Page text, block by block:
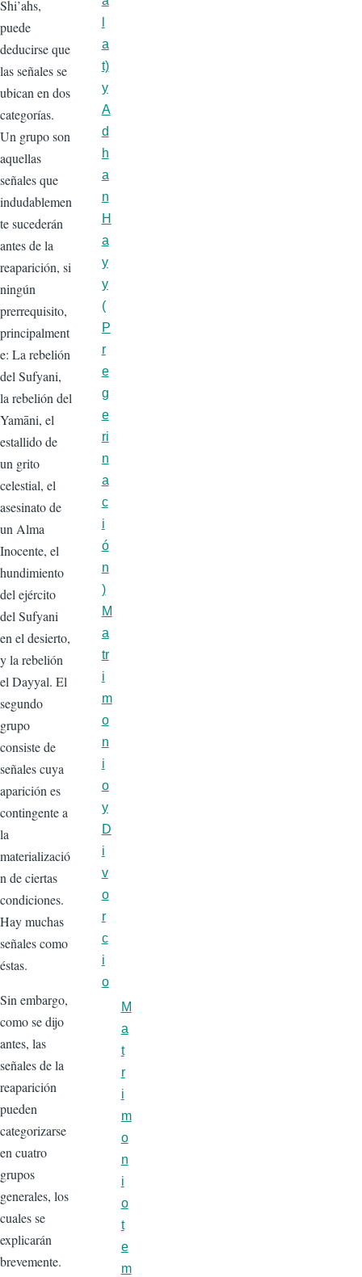
Shi’ahs,
puede
deducirse que
las señales se
ubican en dos
categorías.
Un grupo son
aquellas
señales que
indudablemen
te sucederán
antes de la
reaparición, si
ningún
prerrequisito,
principalment
e: La rebelión
del Sufyani,
la rebelión del
Yamāni, el
estallido de
un grito
celestial, el
asesinato de
un Alma
Inocente, el
hundimiento
del ejército
del Sufyani
en el desierto,
y la rebelión
el Dayyal. El
segundo
grupo
consiste de
señales cuya
aparición es
contingente a
la
materializació
n de ciertas
condiciones.
Hay muchas
señales como
éstas.
Sin embargo,
como se dijo
antes, las
señales de la
reaparición
pueden
categorizarse
en cuatro
grupos
generales, los
cuales se
explicarán
brevemente.
a
t)
y
A
d
h
a
n
H
a
y
y
(
P
r
e
g
e
ri
n
a
c
i
ó
n
)
M
a
tr
i
m
o
n
i
o
y
D
i
v
o
r
c
i
o
M
a
t
r
i
m
o
n
i
o
t
e
m